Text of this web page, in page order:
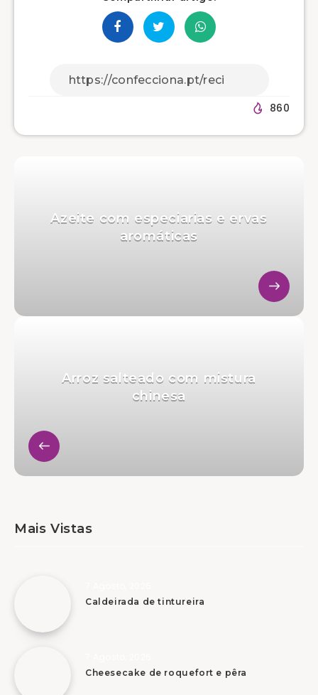
860
Azeite com especiarias e ervas
aromáticas
Arroz salteado com mistura
chinesa
Mais Vistas
Caldeirada de tintureira
Cheesecake de roquefort e pêra